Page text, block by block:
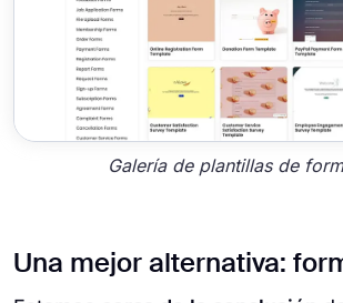
Galería de plantillas de
Una mejor alternativa: